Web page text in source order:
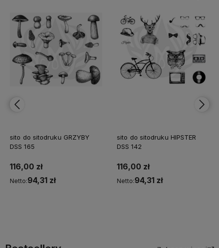
sito do sitodruku GRZYBY
DSS 165
116,00 zł
Netto:94,31 zł
sito do sitodruku HIPSTER
DSS 142
116,00 zł
Netto:94,31 zł